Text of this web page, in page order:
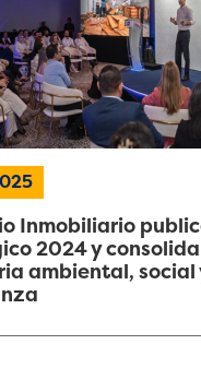
Inmobiliario
2024 y
ambiental, social